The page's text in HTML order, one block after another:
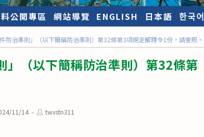
公開專區 網站導覽 ENGLISH 日本語 한국어
防治準則」（以下簡稱防治準則）第32條第3項規定解釋令1份，請查照。
」（以下簡稱防治準則）第32條第
11/14
Posttwvstn311